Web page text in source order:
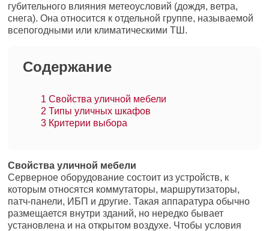
губительного влияния метеоусловий (дождя, ветра,
снега). Она относится к отдельной группе, называемой
всепогодными или климатическими ТШ.
Содержание
1 Свойства уличной мебели
2 Типы уличных шкафов
3 Критерии выбора
Свойства уличной мебели
Серверное оборудование состоит из устройств, к
которым относятся коммутаторы, маршрутизаторы,
патч-панели, ИБП и другие. Такая аппаратура обычно
размещается внутри зданий, но нередко бывает
установлена и на открытом воздухе. Чтобы условия